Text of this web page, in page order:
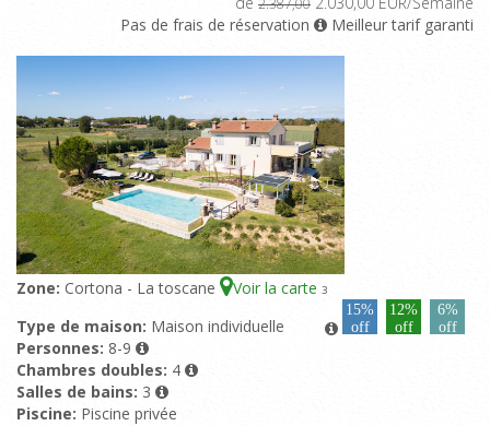
2.387,00
Pas de frais de réservation
Meilleur tarif garanti
Zone: Cortona - La toscane Voir la carte 3
15%
off
12%
off
6%
off
Type de maison: Maison individuelle
Personnes: 8-9
Chambres doubles: 4
Salles de bains: 3
Piscine: Piscine privée